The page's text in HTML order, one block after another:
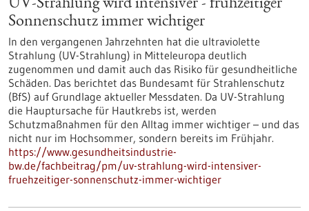
UV-Strahlung wird intensiver - frühzeitiger
Sonnenschutz immer wichtiger
In den vergangenen Jahrzehnten hat die ultraviolette
Strahlung (UV-Strahlung) in Mitteleuropa deutlich
zugenommen und damit auch das Risiko für gesundheitliche
Schäden. Das berichtet das Bundesamt für Strahlenschutz
(BfS) auf Grundlage aktueller Messdaten. Da UV-Strahlung
die Hauptursache für Hautkrebs ist, werden
Schutzmaßnahmen für den Alltag immer wichtiger – und das
nicht nur im Hochsommer, sondern bereits im Frühjahr.
https://www.gesundheitsindustrie-
bw.de/fachbeitrag/pm/uv-strahlung-wird-intensiver-
fruehzeitiger-sonnenschutz-immer-wichtiger